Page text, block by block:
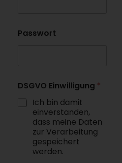
Passwort
DSGVO Einwilligung *
Ich bin damit
einverstanden,
dass meine Daten
zur Verarbeitung
gespeichert
werden.